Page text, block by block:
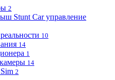
2
Stunt Car управление
10
14
1
14
2